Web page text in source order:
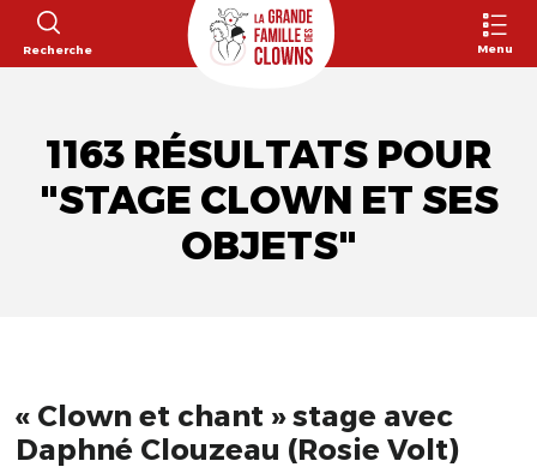
Recherche Menu
1163 RÉSULTATS POUR
"STAGE CLOWN ET SES
OBJETS"
« Clown et chant » stage avec
Daphné Clouzeau (Rosie Volt)